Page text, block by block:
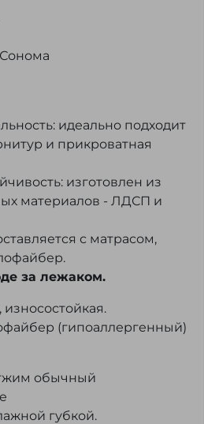
идеально подходит
и прикроватная
изготовлен из
материалов - ЛДСП и
с матрасом,
за лежаком.
износостойкая.
(гипоаллергенный)
обычный
губкой.